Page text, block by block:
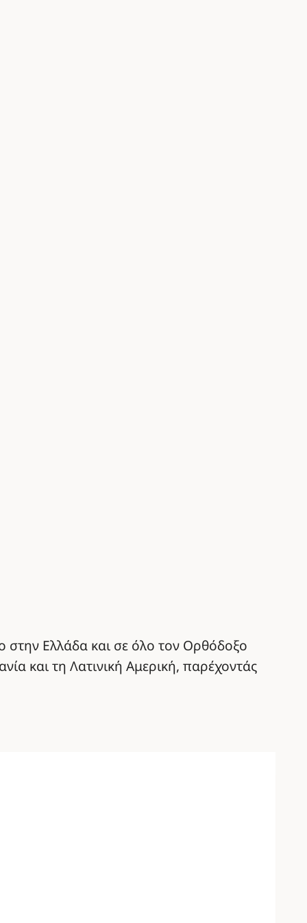
στην Ελλάδα και σε όλο τον Ορθόδοξο
και τη Λατινική Αμερική, παρέχοντάς